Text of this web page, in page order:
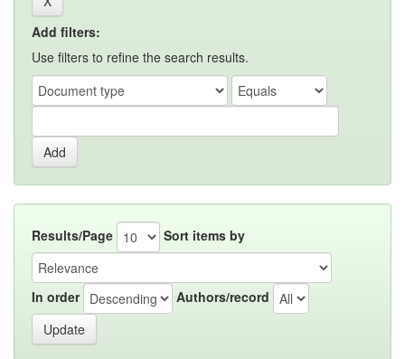
Add filters:
Use filters to refine the search results.
Results/Page Sort items by
In order Authors/record